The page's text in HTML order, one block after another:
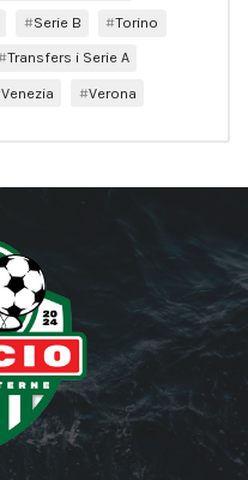
Serie B
Torino
Transfers i Serie A
Venezia Verona